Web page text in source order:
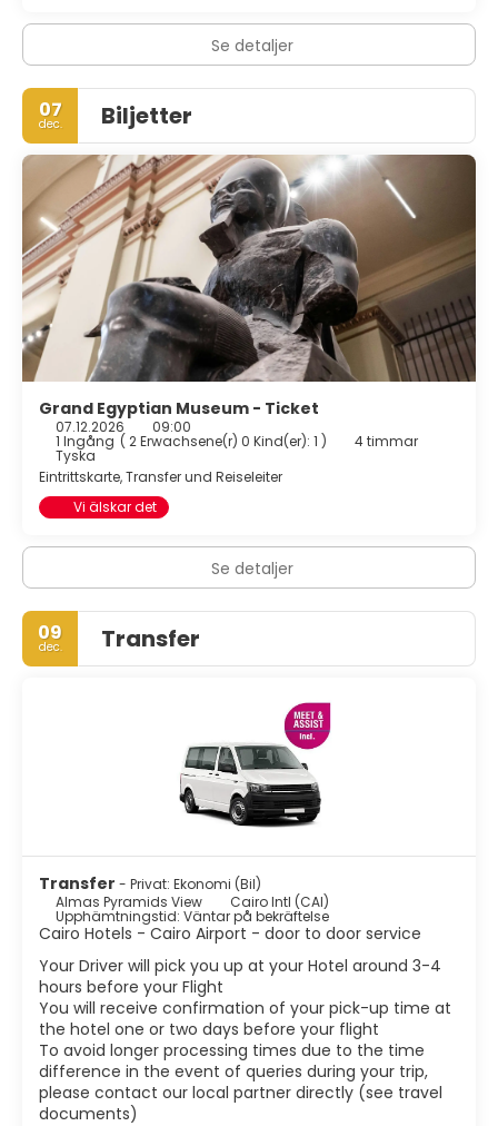
Se detaljer
07
dec. Biljetter
Grand Egyptian Museum - Ticket
07.12.2026 09:00
1 Ingång ( 2 Erwachsene(r) 0 Kind(er): 1 ) 4 timmar
Tyska
Eintrittskarte, Transfer und Reiseleiter
Vi älskar det
Se detaljer
09
dec. Transfer
Transfer - Privat: Ekonomi (Bil)
Almas Pyramids View
Cairo Intl (CAI)
Upphämtningstid: Väntar på bekräftelse
Cairo Hotels - Cairo Airport - door to door service
Your Driver will pick you up at your Hotel around 3-4
hours before your Flight
You will receive confirmation of your pick-up time at
the hotel one or two days before your flight
To avoid longer processing times due to the time
difference in the event of queries during your trip,
please contact our local partner directly (see travel
documents)